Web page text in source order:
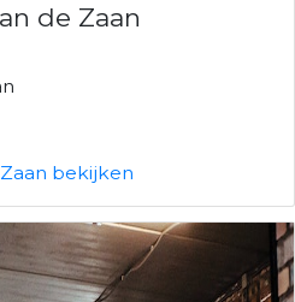
de Zaan
bekijken